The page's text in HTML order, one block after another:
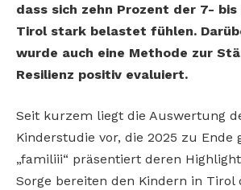
dass sich zehn Prozent der 7- bis
Tirol stark belastet fühlen.
wurde auch eine Methode zur
Resilienz positiv evaluiert.
Seit kurzem liegt die Auswertung
Kinderstudie vor, die 2025 zu Ende
„familiii“ präsentiert deren
Sorge bereiten den Kindern in Tirol